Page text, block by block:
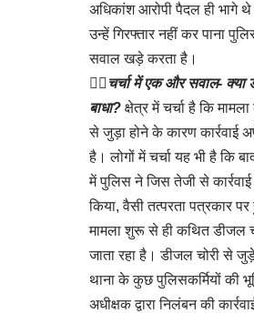
अधिकांश आरोपी पैदल ही भागे
उन्हें गिरफ्तार नहीं कर पाना
सवाल खड़े करता है।
👉🏻 चर्चा में एक और सवाल- क्या
बाधा? क्षेत्र में चर्चा है कि
से जुड़ा होने के कारण कार्रवाई
है। लोगों में चर्चा यह भी है कि
में पुलिस ने जिस तेजी से कार्रवाई
किया, वैसी तत्परता पत्रकार
मामला शुरू से ही कथित डीजल
जाता रहा है। डीजल चोरी से
थाना के कुछ पुलिसकर्मियों की
अधीक्षक द्वारा निलंबन की